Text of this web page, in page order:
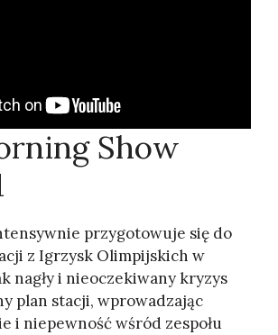
Show
przygotowuje się do
z Igrzysk Olimpijskich w
nagły i nieoczekiwany kryzys
plan stacji, wprowadzając
i niepewność wśród zespołu